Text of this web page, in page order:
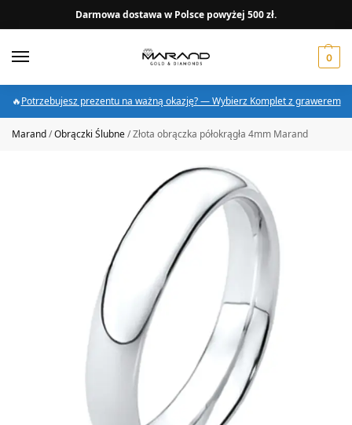
Darmowa dostawa w Polsce powyżej 500 zł.
0
🔥Potrzebujesz prezentu na ważną okazję? — Wybierz Komplet z grawerem
Marand/Obrączki Ślubne/Złota obrączka półokrągła 4mm Marand